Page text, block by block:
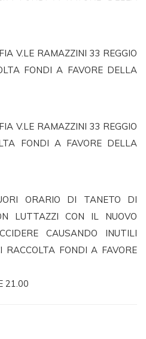
V.LE RAMAZZINI 33 REGGIO
FONDI A FAVORE DELLA
V.LE RAMAZZINI 33 REGGIO
FONDI A FAVORE DELLA
ORARIO DI TANETO DI
LUTTAZZI CON IL NUOVO
CAUSANDO INUTILI
RACCOLTA FONDI A FAVORE
21.00